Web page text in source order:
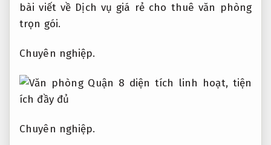
bài viết về Dịch vụ giá rẻ cho thuê văn phòng
trọn gói.
Chuyên nghiệp.
Chuyên nghiệp.